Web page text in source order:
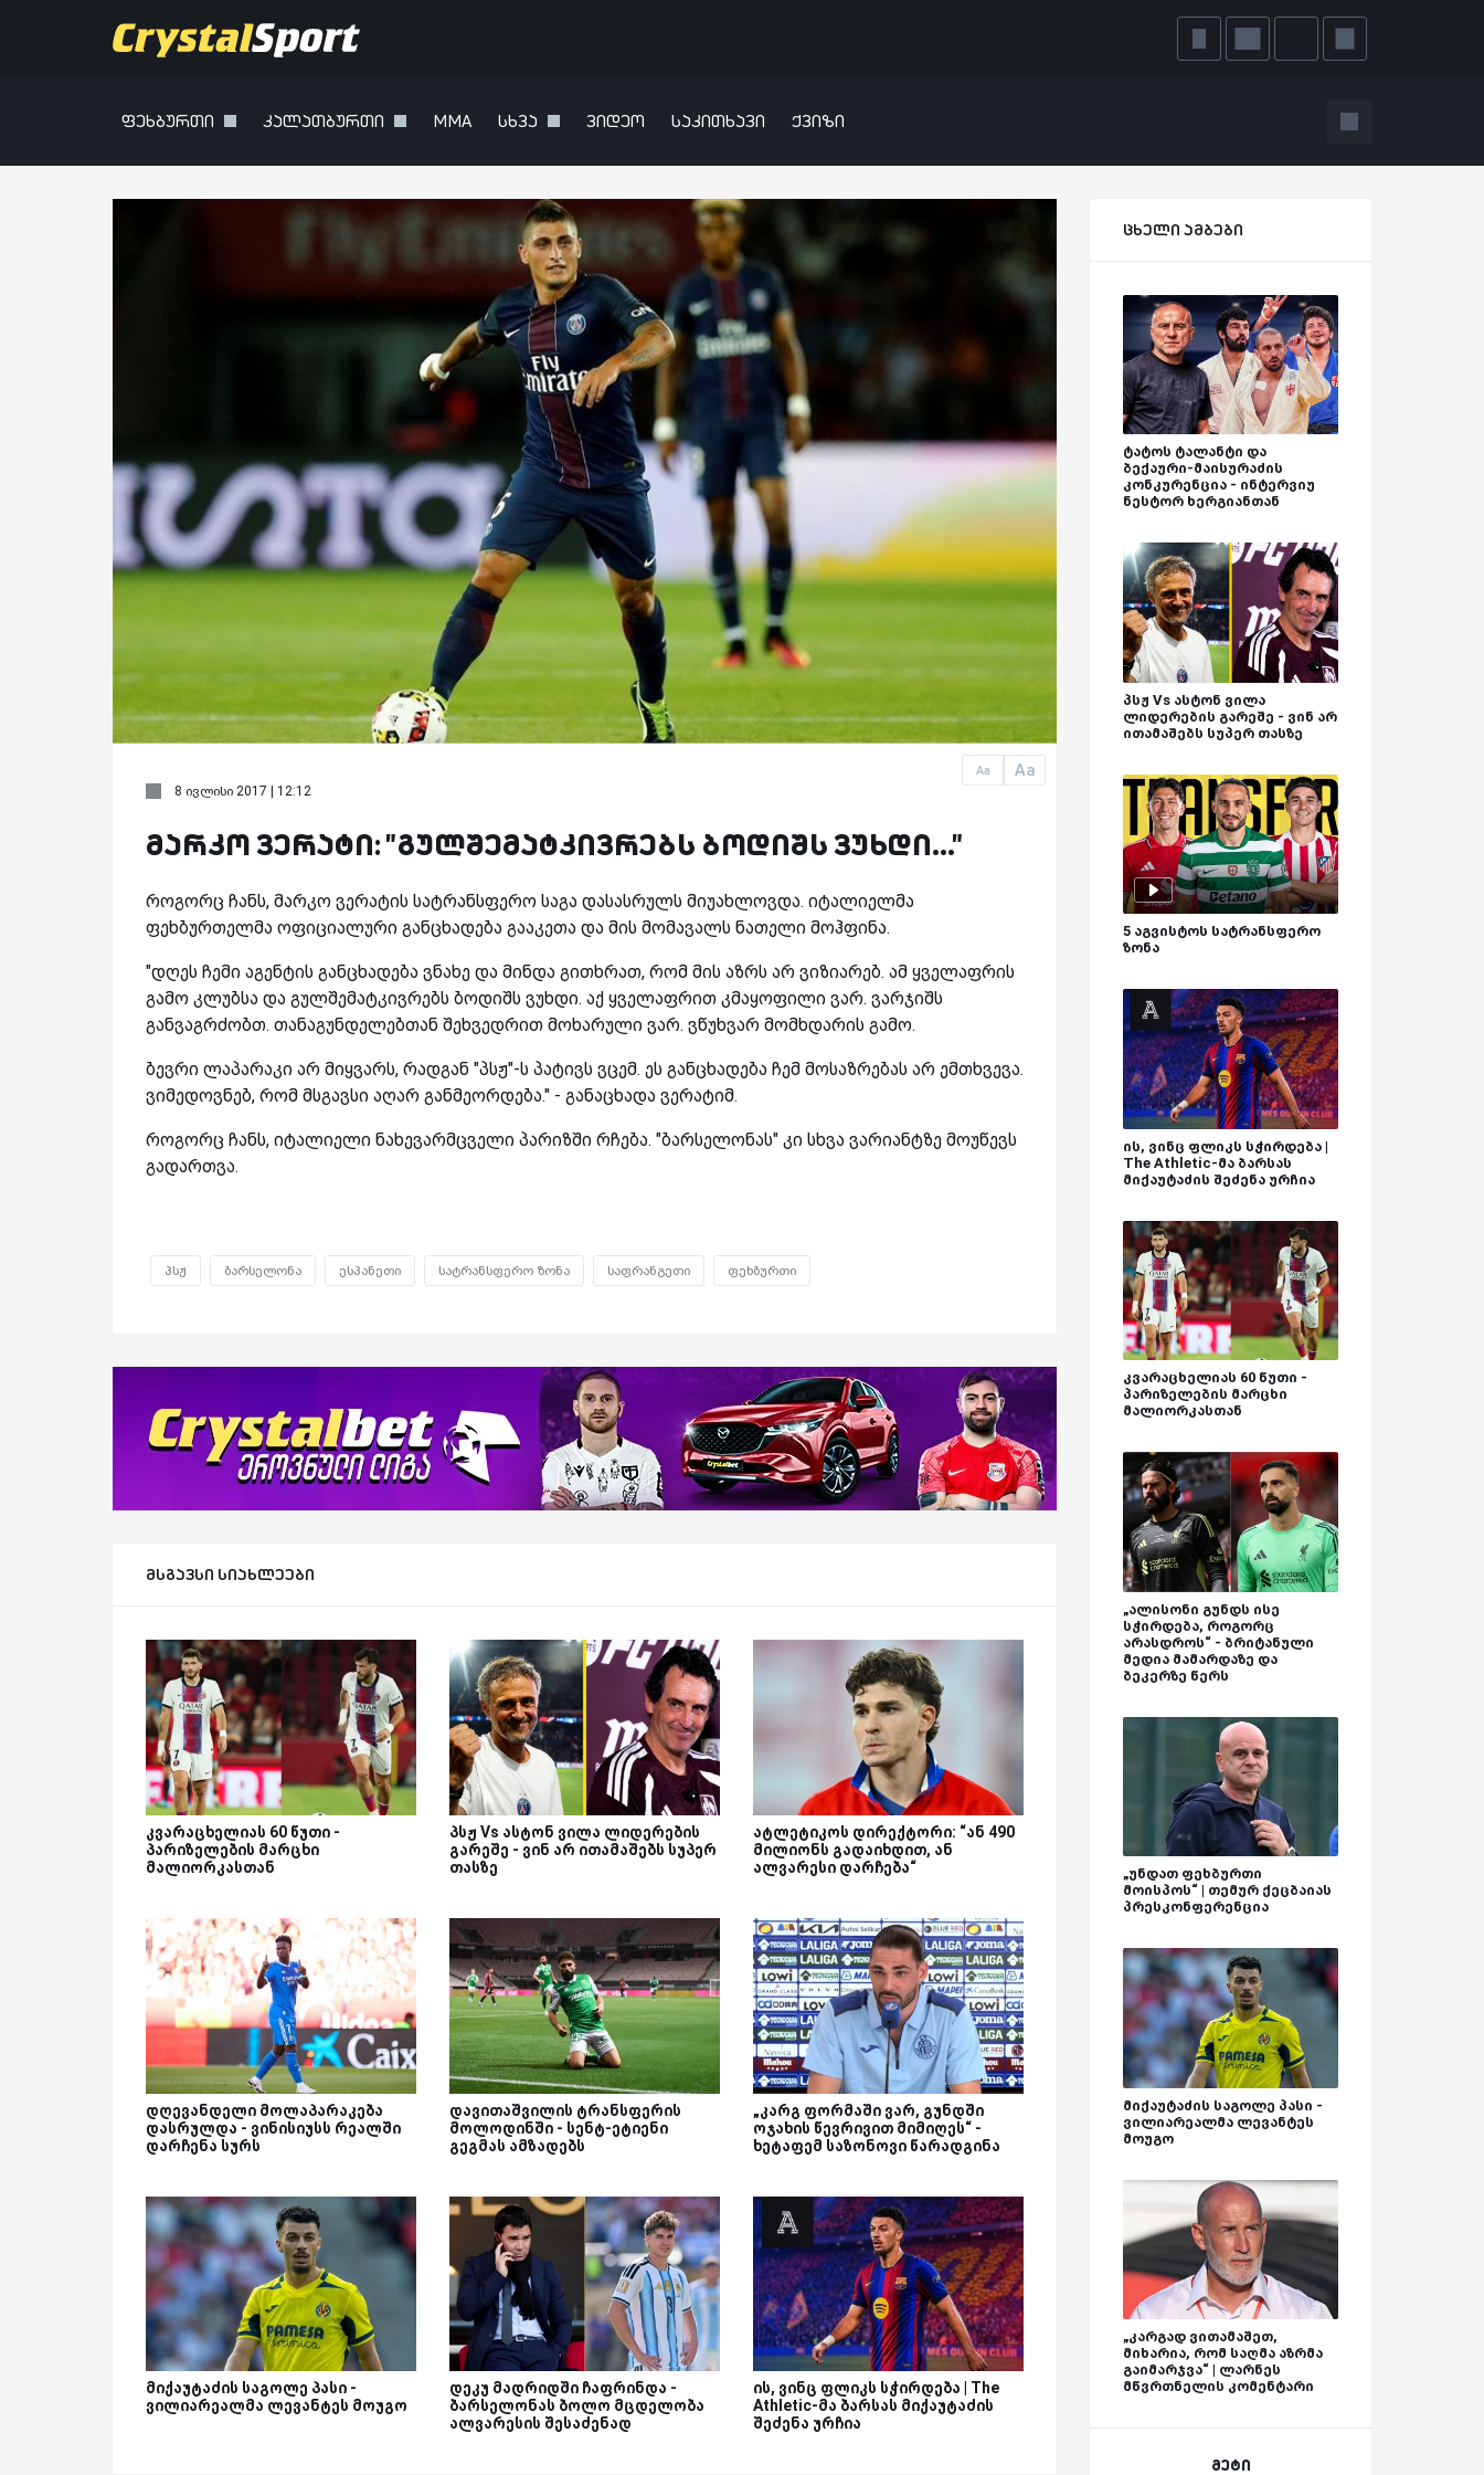
ფეხბურთი კალათბურთი MMA სხვა ვიდეო საკითხავი ქვიზი
Aa Aa
8 ივლისი 2017 | 12:12
მარკო ვერატი: "გულშემატკივრებს ბოდიშს ვუხდი..."
როგორც ჩანს, მარკო ვერატის სატრანსფერო საგა დასასრულს მიუახლოვდა. იტალიელმა
ფეხბურთელმა ოფიციალური განცხადება გააკეთა და მის მომავალს ნათელი მოჰფინა.
"დღეს ჩემი აგენტის განცხადება ვნახე და მინდა გითხრათ, რომ მის აზრს არ ვიზიარებ. ამ ყველაფრის
გამო კლუბსა და გულშემატკივრებს ბოდიშს ვუხდი. აქ ყველაფრით კმაყოფილი ვარ. ვარჯიშს
განვაგრძობთ. თანაგუნდელებთან შეხვედრით მოხარული ვარ. ვწუხვარ მომხდარის გამო.
ბევრი ლაპარაკი არ მიყვარს, რადგან "პსჟ"-ს პატივს ვცემ. ეს განცხადება ჩემ მოსაზრებას არ ემთხვევა.
ვიმედოვნებ, რომ მსგავსი აღარ განმეორდება." - განაცხადა ვერატიმ.
როგორც ჩანს, იტალიელი ნახევარმცველი პარიზში რჩება. "ბარსელონას" კი სხვა ვარიანტზე მოუწევს
გადართვა.
პსჟ ბარსელონა ესპანეთი სატრანსფერო ზონა საფრანგეთი ფეხბურთი
მსგავსი სიახლეები
კვარაცხელიას 60 წუთი -
პარიზელების მარცხი
მალიორკასთან
პსჟ Vs ასტონ ვილა ლიდერების
გარეშე - ვინ არ ითამაშებს სუპერ
თასზე
ატლეტიკოს დირექტორი: “ან 490
მილიონს გადაიხდით, ან
ალვარესი დარჩება“
დღევანდელი მოლაპარაკება
დასრულდა - ვინისიუსს რეალში
დარჩენა სურს
დავითაშვილის ტრანსფერის
მოლოდინში - სენტ-ეტიენი
გეგმას ამზადებს
„კარგ ფორმაში ვარ, გუნდში
ოჯახის წევრივით მიმიღეს“ -
ხეტაფემ საზონოვი წარადგინა
მიქაუტაძის საგოლე პასი -
ვილიარეალმა ლევანტეს მოუგო
დეკუ მადრიდში ჩაფრინდა -
ბარსელონას ბოლო მცდელობა
ალვარესის შესაძენად
ის, ვინც ფლიკს სჭირდება | The
Athletic-მა ბარსას მიქაუტაძის
შეძენა ურჩია
ცხელი ამბები
ტატოს ტალანტი და
ბექაური-მაისურაძის
კონკურენცია - ინტერვიუ
ნესტორ ხერგიანთან
პსჟ Vs ასტონ ვილა
ლიდერების გარეშე - ვინ არ
ითამაშებს სუპერ თასზე
5 აგვისტოს სატრანსფერო
ზონა
ის, ვინც ფლიკს სჭირდება |
The Athletic-მა ბარსას
მიქაუტაძის შეძენა ურჩია
კვარაცხელიას 60 წუთი -
პარიზელების მარცხი
მალიორკასთან
„ალისონი გუნდს ისე
სჭირდება, როგორც
არასდროს“ - ბრიტანული
მედია მამარდაზე და
ბეკერზე წერს
„უნდათ ფეხბურთი
მოისპოს“ | თემურ ქეცბაიას
პრესკონფერენცია
მიქაუტაძის საგოლე პასი -
ვილიარეალმა ლევანტეს
მოუგო
„კარგად ვითამაშეთ,
მიხარია, რომ საღმა აზრმა
გაიმარჯვა“ | ლარნეს
მწვრთნელის კომენტარი
მეტი